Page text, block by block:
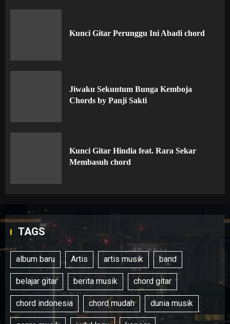
Kunci Gitar Perunggu Ini Abadi chord
Jiwaku Sekuntum Bunga Kemboja
Chords by Panji Sakti
Kunci Gitar Hindia feat. Rara Sekar
Membasuh chord
TAGS
album baru Artis artis musik band
belajar gitar berita musik chord gitar
chord indonesia chord mudah dunia musik